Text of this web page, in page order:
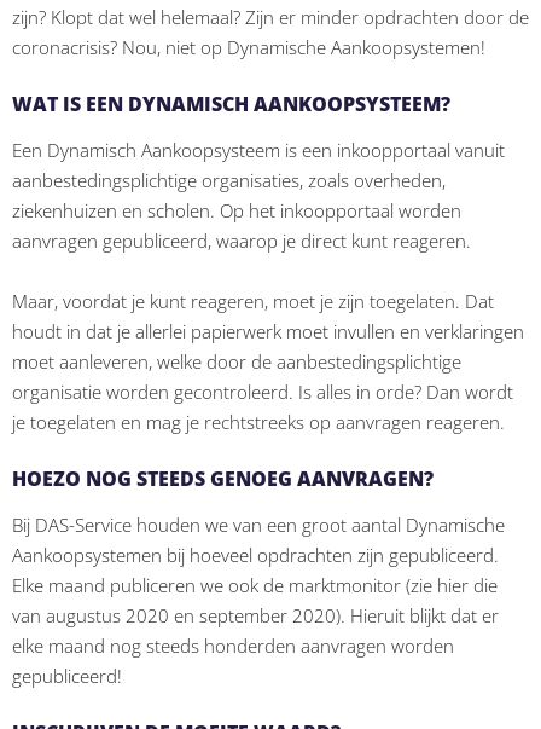
zijn? Klopt dat wel helemaal? Zijn er minder opdrachten door de
coronacrisis? Nou, niet op Dynamische Aankoopsystemen!
WAT IS EEN DYNAMISCH AANKOOPSYSTEEM?
Een Dynamisch Aankoopsysteem is een inkoopportaal vanuit
aanbestedingsplichtige organisaties, zoals overheden,
ziekenhuizen en scholen. Op het inkoopportaal worden
aanvragen gepubliceerd, waarop je direct kunt reageren.
Maar, voordat je kunt reageren, moet je zijn toegelaten. Dat
houdt in dat je allerlei papierwerk moet invullen en verklaringen
moet aanleveren, welke door de aanbestedingsplichtige
organisatie worden gecontroleerd. Is alles in orde? Dan wordt
je toegelaten en mag je rechtstreeks op aanvragen reageren.
HOEZO NOG STEEDS GENOEG AANVRAGEN?
Bij DAS-Service houden we van een groot aantal Dynamische
Aankoopsystemen bij hoeveel opdrachten zijn gepubliceerd.
Elke maand publiceren we ook de marktmonitor (zie hier die
van augustus 2020 en september 2020). Hieruit blijkt dat er
elke maand nog steeds honderden aanvragen worden
gepubliceerd!